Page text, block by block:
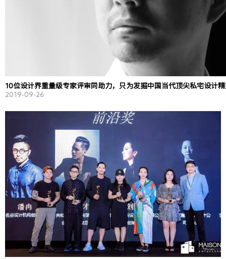
10位设计界重量级专家评审同助力，只为发掘中国当代顶尖私宅设计
2019-09-26